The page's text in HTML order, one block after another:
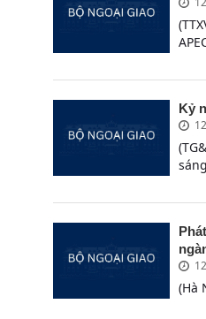
Kỷ
(Hà